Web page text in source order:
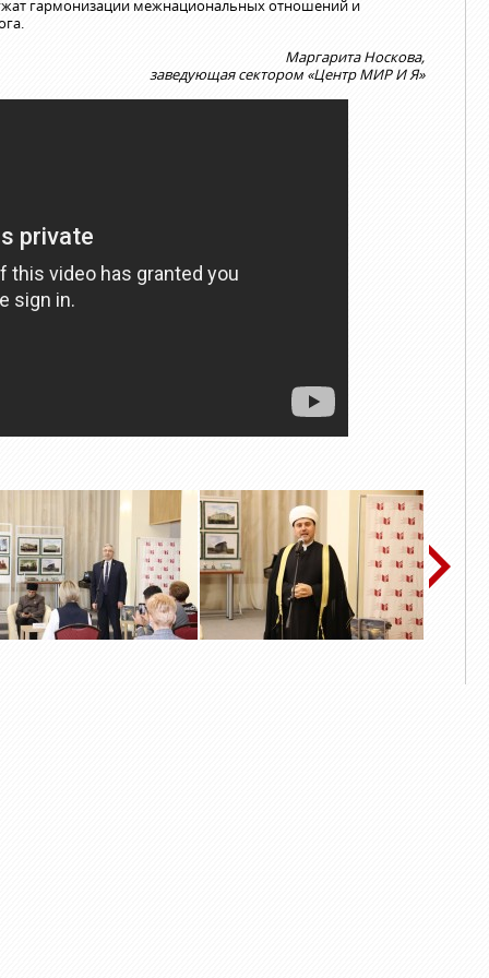
гармонизации межнациональных отношений и
Маргарита Носкова,
заведующая сектором «Центр МИР И Я»